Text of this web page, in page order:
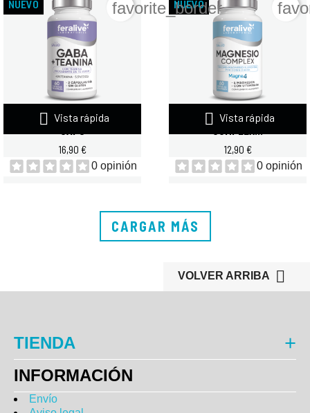
 Vista rápida
FERALIVE GABA+TEANINA 60
16,90 €
0 opinión
NUEVO favorite_border
 Vista rápida
FERALIVE MAGNESIO
12,90 €
0 opinión
NUEVO
CARGAR MÁS
VOLVER ARRIBA 
TIENDA
INFORMACIÓN
Envío